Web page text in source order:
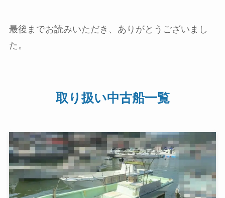
最後までお読みいただき、ありがとうございまし
た。
取り扱い中古船一覧